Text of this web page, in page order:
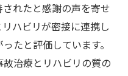
れたと感謝の声を寄せ
ハビリが密接に連携し
たと評価しています。
治療とリハビリの質の